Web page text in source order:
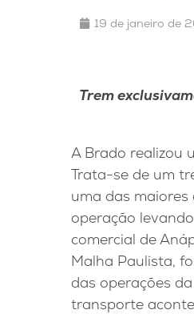
19 de janeiro de
Trem
A Brado realizou
Trata-se de um
uma das
operação
comercial de
Malha Paulista,
das operações
transporte